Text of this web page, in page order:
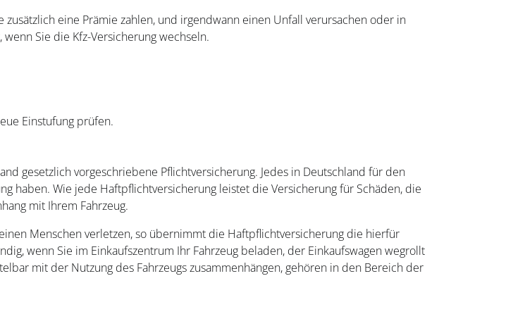
eine Prämie zahlen, und irgendwann einen Unfall verursachen oder in
Sie die Kfz-Versicherung wechseln.
Einstufung prüfen.
gesetzlich vorgeschriebene Pflichtversicherung. Jedes in Deutschland für den
haben. Wie jede Haftpflichtversicherung leistet die Versicherung für Schäden, die
mit Ihrem Fahrzeug.
Menschen verletzen, so übernimmt die Haftpflichtversicherung die hierfür
wenn Sie im Einkaufszentrum Ihr Fahrzeug beladen, der Einkaufswagen wegrollt
mit der Nutzung des Fahrzeugs zusammenhängen, gehören in den Bereich der